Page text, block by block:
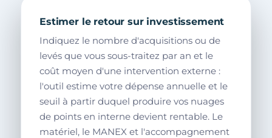
Estimer le retour sur investissement
Indiquez le nombre d'acquisitions ou de
levés que vous sous-traitez par an et le
coût moyen d'une intervention externe :
l'outil estime votre dépense annuelle et le
seuil à partir duquel produire vos nuages
de points en interne devient rentable. Le
matériel, le MANEX et l'accompagnement